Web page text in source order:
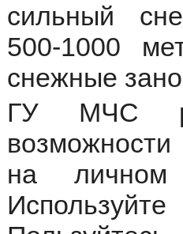
сильный
500-1000
снежные
ГУ МЧС
возможности
на личном